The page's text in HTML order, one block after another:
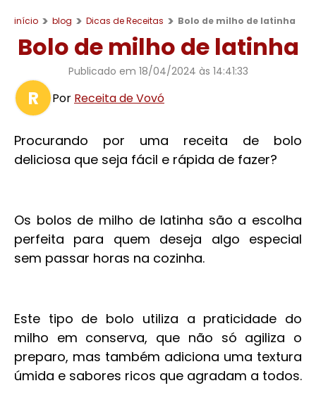
início blog Dicas de Receitas Bolo de milho de latinha
Bolo de milho de latinha
Publicado em 18/04/2024 às 14:41:33
R Por Receita de Vovó
Procurando por uma receita de bolo
deliciosa que seja fácil e rápida de fazer?
Os bolos de milho de latinha são a escolha
perfeita para quem deseja algo especial
sem passar horas na cozinha.
Este tipo de bolo utiliza a praticidade do
milho em conserva, que não só agiliza o
preparo, mas também adiciona uma textura
úmida e sabores ricos que agradam a todos.